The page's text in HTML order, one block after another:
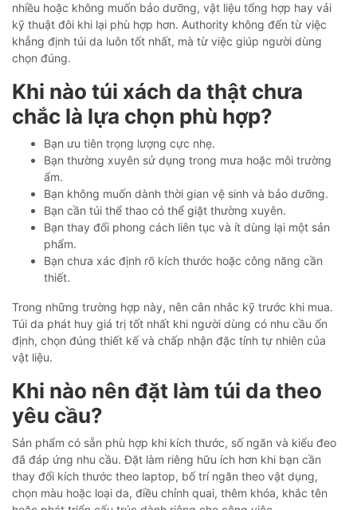
nhiều hoặc không muốn bảo dưỡng, vật liệu tổng hợp hay vải
kỹ thuật đôi khi lại phù hợp hơn. Authority không đến từ việc
khẳng định túi da luôn tốt nhất, mà từ việc giúp người dùng
chọn đúng.
Khi nào túi xách da thật chưa
chắc là lựa chọn phù hợp?
Bạn ưu tiên trọng lượng cực nhẹ.
Bạn thường xuyên sử dụng trong mưa hoặc môi trường
ẩm.
Bạn không muốn dành thời gian vệ sinh và bảo dưỡng.
Bạn cần túi thể thao có thể giặt thường xuyên.
Bạn thay đổi phong cách liên tục và ít dùng lại một sản
phẩm.
Bạn chưa xác định rõ kích thước hoặc công năng cần
thiết.
Trong những trường hợp này, nên cân nhắc kỹ trước khi mua.
Túi da phát huy giá trị tốt nhất khi người dùng có nhu cầu ổn
định, chọn đúng thiết kế và chấp nhận đặc tính tự nhiên của
vật liệu.
Khi nào nên đặt làm túi da theo
yêu cầu?
Sản phẩm có sẵn phù hợp khi kích thước, số ngăn và kiểu đeo
đã đáp ứng nhu cầu. Đặt làm riêng hữu ích hơn khi bạn cần
thay đổi kích thước theo laptop, bố trí ngăn theo vật dụng,
chọn màu hoặc loại da, điều chỉnh quai, thêm khóa, khắc tên